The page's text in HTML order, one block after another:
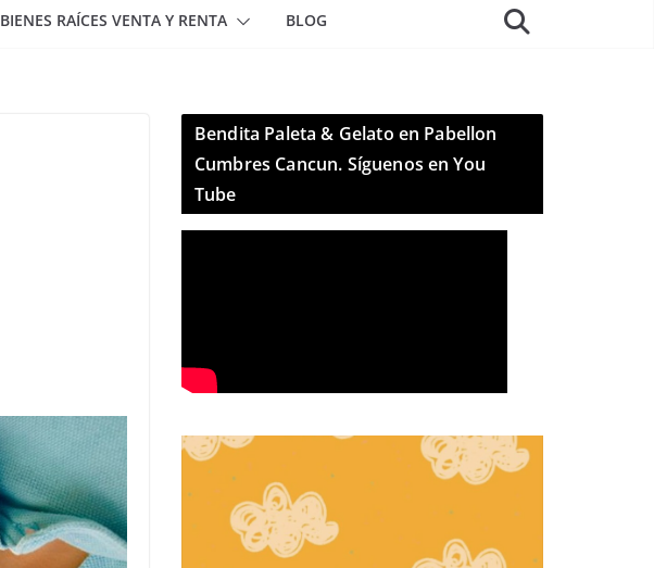
BIENES RAÍCES VENTA Y RENTA BLOG
Bendita Paleta & Gelato en Pabellon
Cumbres Cancun. Síguenos en You
Tube